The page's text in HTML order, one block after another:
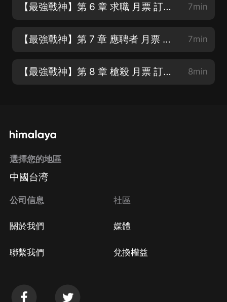
【最強戰神】第 6 章 求職 月票 訂閱 轉發 五星好評 7min
【最強戰神】第 7 章 應聘者 月票 訂閱 轉發 五星好評 7min
【最強戰神】第 8 章 槍殺 月票 訂閱 轉發 五星好評 8min
選擇您的地區
中國台湾
公司信息
關於我們
聯繫我們
社區
媒體
兌換權益